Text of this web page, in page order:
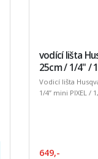
vodící lišta
25cm / 1/4" /
Vodicí lišta
1/4” mini PIXEL /
649,-